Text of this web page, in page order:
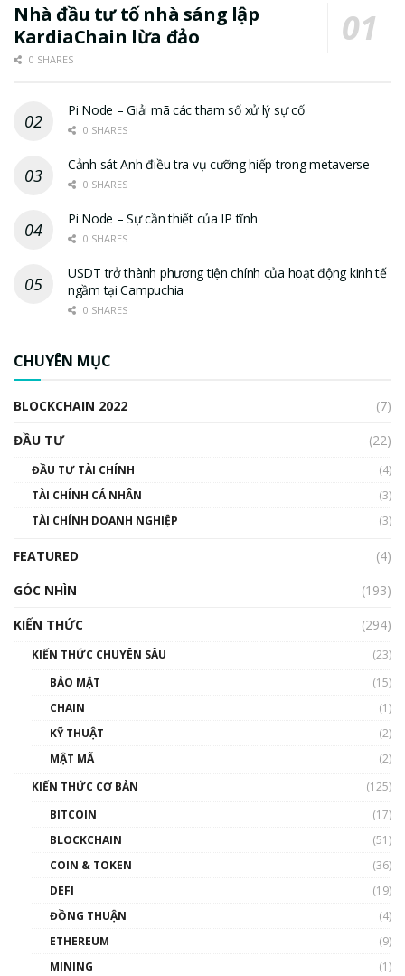
Nhà đầu tư tố nhà sáng lập
KardiaChain lừa đảo
0 SHARES
Pi Node – Giải mã các tham số xử lý sự cố
0 SHARES
Cảnh sát Anh điều tra vụ cưỡng hiếp trong metaverse
0 SHARES
Pi Node – Sự cần thiết của IP tĩnh
0 SHARES
USDT trở thành phương tiện chính của hoạt động kinh tế
ngầm tại Campuchia
0 SHARES
CHUYÊN MỤC
BLOCKCHAIN 2022
(7)
ĐẦU TƯ
(22)
ĐẦU TƯ TÀI CHÍNH
(4)
TÀI CHÍNH CÁ NHÂN
(3)
TÀI CHÍNH DOANH NGHIỆP
(3)
FEATURED
(4)
GÓC NHÌN
(193)
KIẾN THỨC
(294)
KIẾN THỨC CHUYÊN SÂU
(23)
BẢO MẬT
(15)
CHAIN
(1)
KỸ THUẬT
(2)
MẬT MÃ
(2)
KIẾN THỨC CƠ BẢN
(125)
BITCOIN
(17)
BLOCKCHAIN
(51)
COIN & TOKEN
(36)
DEFI
(19)
ĐỒNG THUẬN
(4)
ETHEREUM
(9)
MINING
(1)